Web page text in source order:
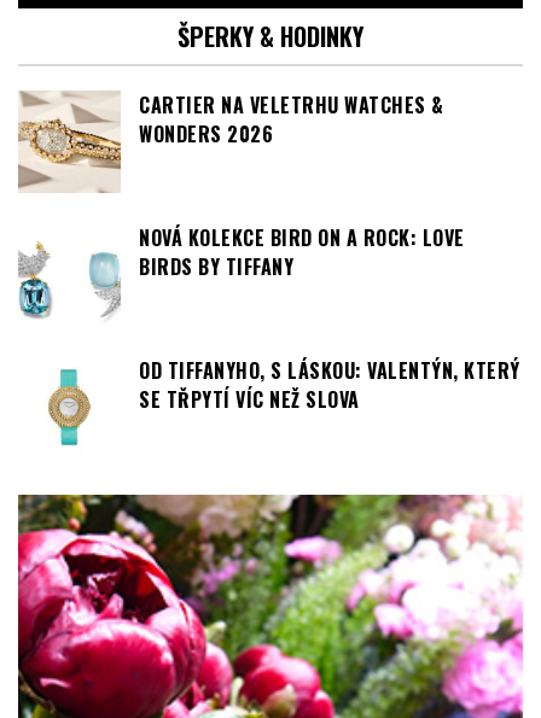
ŠPERKY & HODINKY
CARTIER NA VELETRHU WATCHES &
WONDERS 2026
NOVÁ KOLEKCE BIRD ON A ROCK: LOVE
BIRDS BY TIFFANY
OD TIFFANYHO, S LÁSKOU: VALENTÝN, KTERÝ
SE TŘPYTÍ VÍC NEŽ SLOVA